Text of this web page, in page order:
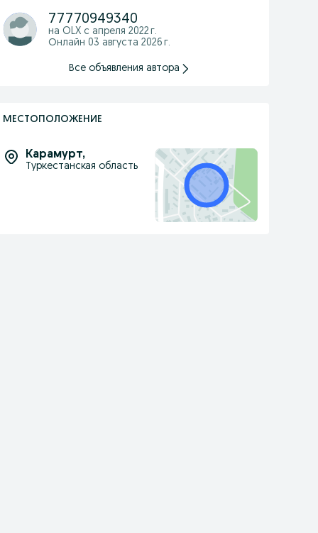
77770949340
на OLX с апреля 2022 г.
Онлайн 03 августа 2026 г.
Все объявления автора
МЕСТОПОЛОЖЕНИЕ
Карамурт,
Туркестанская область